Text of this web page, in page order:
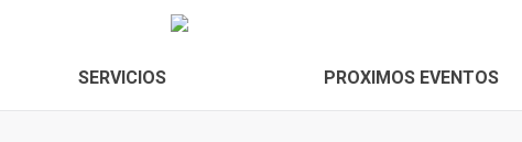
SERVICIOS PROXIMOS EVENTOS